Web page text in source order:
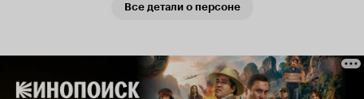
Все детали о персоне